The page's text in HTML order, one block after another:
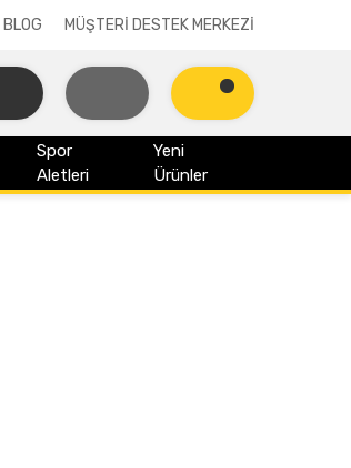
BLOG MÜŞTERİ DESTEK MERKEZİ
Spor
Aletleri
Yeni
Ürünler